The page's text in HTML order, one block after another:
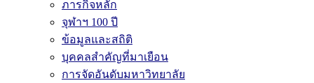
ภารกิจหลัก
จุฬาฯ 100 ปี
ข้อมูลและสถิติ
บุคคลสำคัญที่มาเยือน
การจัดอันดับมหาวิทยาลัย